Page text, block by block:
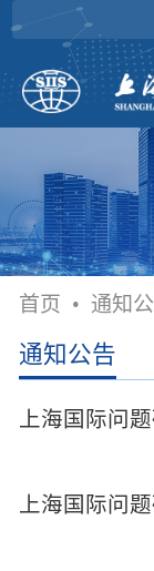
首页 • 通知
通知公告
上海国际问
上海国际问